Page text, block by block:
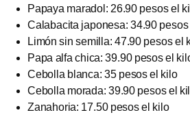
Papaya maradol: 26.90 pesos el
Calabacita japonesa: 34.90
Limón sin semilla: 47.90 pesos el
Papa alfa chica: 39.90 pesos el
Cebolla blanca: 35 pesos el kilo
Cebolla morada: 39.90 pesos el
Zanahoria: 17.50 pesos el kilo